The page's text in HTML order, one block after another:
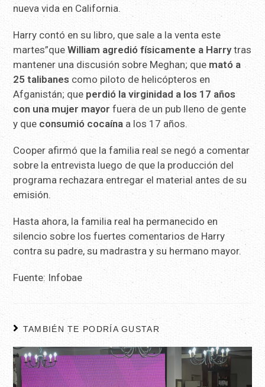
nueva vida en California.
Harry contó en su libro, que sale a la venta este
martes”queWilliam agredió físicamente a Harrytras
mantener una discusión sobre Meghan; que mató a
25 talibanes como piloto de helicópteros en
Afganistán; que perdió la virginidad a los 17 años
con una mujer mayor fuera de un pub lleno de gente
y que consumió cocaína a los 17 años.
Cooper afirmó que la familia real se negó a comentar
sobre la entrevista luego de que la producción del
programa rechazara entregar el material antes de su
emisión.
Hasta ahora, la familia real ha permanecido en
silencio sobre los fuertes comentarios de Harry
contra su padre, su madrastra y su hermano mayor.
Fuente: Infobae
TAMBIÉN TE PODRÍA GUSTAR